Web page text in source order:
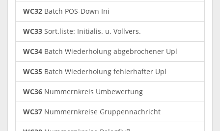
WC32 Batch POS-Down Ini
WC33 Sort.liste: Initialis. u. Vollvers.
WC34 Batch Wiederholung abgebrochener Upl
WC35 Batch Wiederholung fehlerhafter Upl
WC36 Nummernkreis Umbewertung
WC37 Nummernkreise Gruppennachricht